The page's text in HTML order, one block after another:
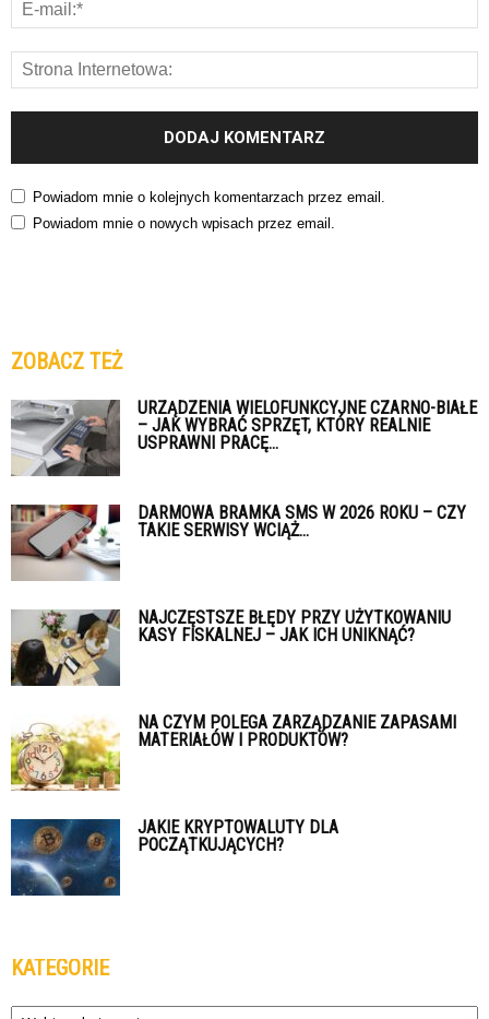
Powiadom mnie o kolejnych komentarzach przez email.
Powiadom mnie o nowych wpisach przez email.
ZOBACZ TEŻ
URZĄDZENIA WIELOFUNKCYJNE CZARNO-BIAŁE
– JAK WYBRAĆ SPRZĘT, KTÓRY REALNIE
USPRAWNI PRACĘ...
DARMOWA BRAMKA SMS W 2026 ROKU – CZY
TAKIE SERWISY WCIĄŻ...
NAJCZĘSTSZE BŁĘDY PRZY UŻYTKOWANIU
KASY FISKALNEJ – JAK ICH UNIKNĄĆ?
NA CZYM POLEGA ZARZĄDZANIE ZAPASAMI
MATERIAŁÓW I PRODUKTÓW?
JAKIE KRYPTOWALUTY DLA
POCZĄTKUJĄCYCH?
KATEGORIE
Kategorie